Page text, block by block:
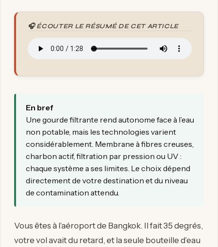
🎧 ÉCOUTER LE RÉSUMÉ DE CET ARTICLE
En bref
Une gourde filtrante rend autonome face à l’eau
non potable, mais les technologies varient
considérablement. Membrane à fibres creuses,
charbon actif, filtration par pression ou UV :
chaque système a ses limites. Le choix dépend
directement de votre destination et du niveau
de contamination attendu.
Vous êtes à l’aéroport de Bangkok. Il fait 35 degrés,
votre vol avait du retard, et la seule bouteille d’eau